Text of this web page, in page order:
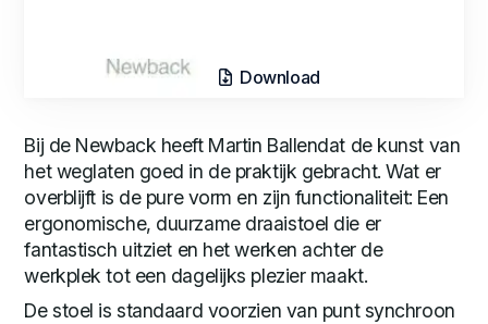
Download
Bij de Newback heeft Martin Ballendat de kunst van
het weglaten goed in de praktijk gebracht. Wat er
overblijft is de pure vorm en zijn functionaliteit: Een
ergonomische, duurzame draaistoel die er
fantastisch uitziet en het werken achter de
werkplek tot een dagelijks plezier maakt.
De stoel is standaard voorzien van punt synchroon